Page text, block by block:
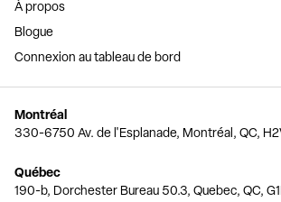
À propos
Blogue
Connexion au tableau de bord
Montréal
330-6750 Av. de l'Esplanade, Montréal, QC,
Québec
190-b, Dorchester Bureau 50.3, Quebec, QC,